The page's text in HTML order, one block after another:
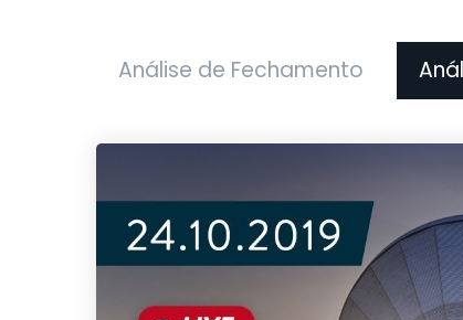
Análise de Fechamento